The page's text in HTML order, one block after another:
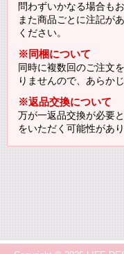
問わずいかなる場合も
また商品ごとに注記が
ください。
※同梱について
同時に複数回のご注文
りませんので、あらか
※返品交換について
万が一返品交換が必要
をいただく可能性があり